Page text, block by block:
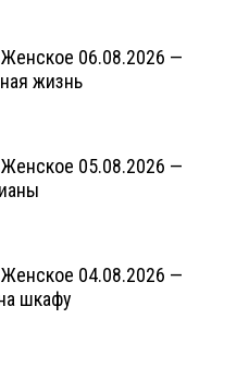
06.08.2026 —
жизнь
05.08.2026 —
04.08.2026 —
шкафу